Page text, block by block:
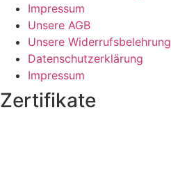
Impressum
Unsere AGB
Unsere Widerrufsbelehrung
Datenschutzerklärung
Impressum
Zertifikate